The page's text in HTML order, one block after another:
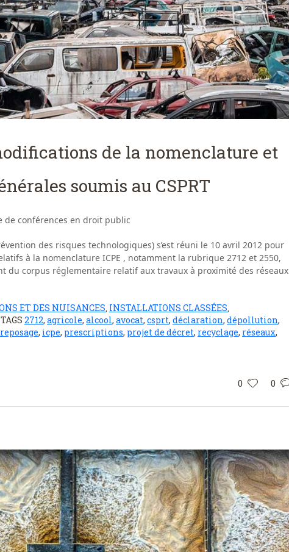
de la nomenclature et
soumis au CSPRT
de conférences en droit public
des risques technologiques) s’est réuni le 10 avril 2012 pour
à la nomenclature ICPE , notamment la rubrique 2712 et 2550,
du corpus réglementaire relatif aux travaux à proximité des réseaux
ET DES NUISANCES INSTALLATIONS CLASSÉES
TAGS 2712, agricole, alcool, avocat, csprt, déclaration, dépollution,
, icpe, prescriptions, projet de décret, recyclage, réseaux,
0 0